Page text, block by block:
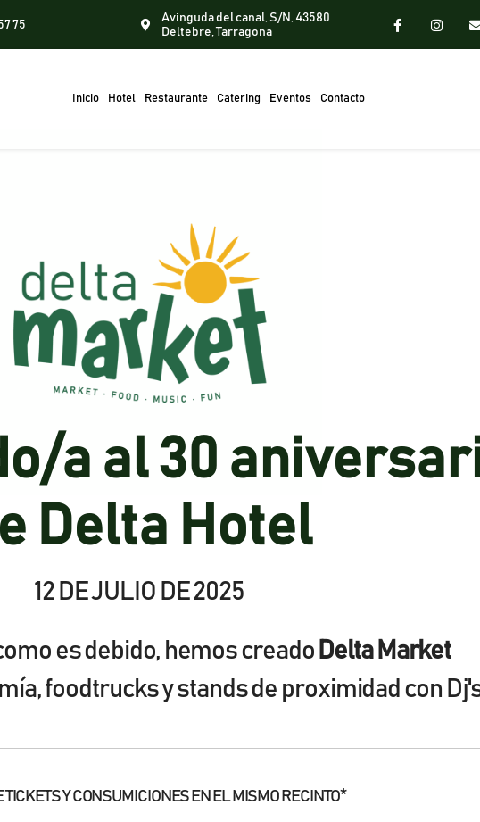
75
Avinguda del canal, S/N, 43580
Deltebre, Tarragona
Inicio Hotel Restaurante Catering Eventos Contacto
a al 30
Delta Hotel
12 DE JULIO DE 2025
es debido, hemos creado Delta Market
foodtrucks y stands de proximidad con
TICKETS Y CONSUMICIONES EN EL MISMO RECINTO*